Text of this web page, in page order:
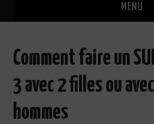
MENU
A PROPOS
Comment faire un
3 avec 2 filles ou
hommes